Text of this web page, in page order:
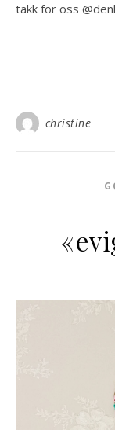
takk for oss
christine